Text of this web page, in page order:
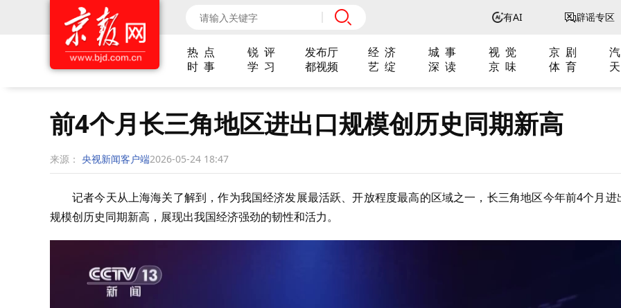
有AI 辟谣专区
热 点 锐 评 发布厅 经 济 城 事 视 觉 京 剧
时 事
学 习 都视频 艺 绽 深 读 京 味 体 育
前4个月长三角地区进出口规模创历史同期新高
来源： 央视新闻客户端2026-05-24 18:47
记者今天从上海海关了解到，作为我国经济发展最活跃、开放程度最高的区域之一，长三角地区今年前4个月进
规模创历史同期新高，展现出我国经济强劲的韧性和活力。